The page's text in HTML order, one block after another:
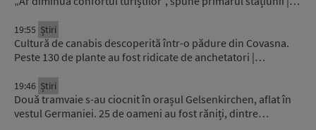
19:55 Știri
Cultură de canabis descoperită într-o pădure din Covasna.
Peste 130 de plante au fost ridicate de anchetatori |…
19:46 Știri
Două tramvaie s-au ciocnit în orașul Gelsenkirchen, aflat în
vestul Germaniei. 25 de oameni au fost răniți, dintre…